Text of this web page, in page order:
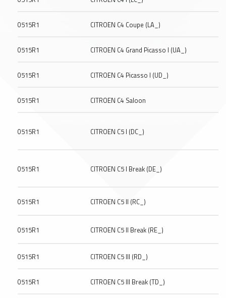
0515R1 CITROEN C4 Coupe (LA_)
0515R1 CITROEN C4 Grand Picasso I (UA_)
0515R1 CITROEN C4 Picasso I (UD_)
0515R1 CITROEN C4 Saloon
0515R1 CITROEN C5 I (DC_)
0515R1 CITROEN C5 I Break (DE_)
0515R1 CITROEN C5 II (RC_)
0515R1 CITROEN C5 II Break (RE_)
0515R1 CITROEN C5 III (RD_)
0515R1 CITROEN C5 III Break (TD_)